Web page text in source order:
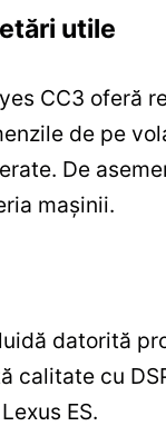
utile
CC3 oferă
de pe
De
mașinii.
datorită
calitate cu
ES.